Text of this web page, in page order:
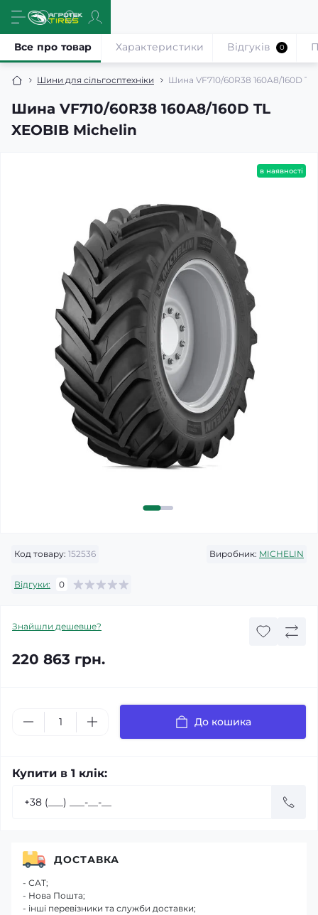
Шини для сільгосптехніки Шина VF710/60R38 160A8/160D
Шина VF710/60R38 160A8/160D TL
XEOBIB Michelin
Все про товар Характеристики Відгуків 0
в наявності
Код товару: 152536 Виробник: MICHELIN
Відгуки: 0
Знайшли дешевше?
220 863 грн.
До кошика
Купити в 1 клік:
ДОСТАВКА
- САТ;
- Нова Пошта;
- інші перевізники та служби доставки;